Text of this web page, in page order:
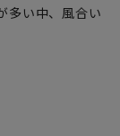
多い中、風合い